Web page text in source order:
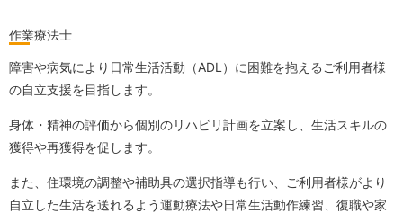
作業療法士
障害や病気により日常生活活動（ADL）に困難を抱えるご利用者様
の自立支援を目指します。
身体・精神の評価から個別のリハビリ計画を立案し、生活スキルの
獲得や再獲得を促します。
また、住環境の調整や補助具の選択指導も行い、ご利用者様がより
自立した生活を送れるよう運動療法や日常生活動作練習、復職や家